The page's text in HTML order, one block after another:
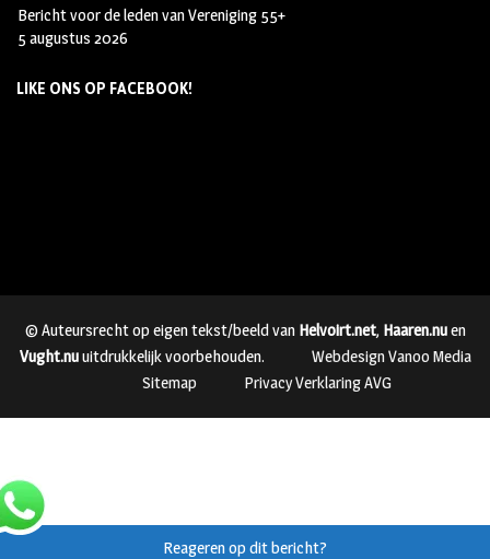
Bericht voor de leden van Vereniging 55+
5 augustus 2026
LIKE ONS OP FACEBOOK!
Reageren op dit bericht?
© Auteursrecht op eigen tekst/beeld van Helvoirt.net, Haaren.nuen
Vught.nuuitdrukkelijk voorbehouden.
Webdesign Vanoo Media
Sitemap
Privacy Verklaring AVG